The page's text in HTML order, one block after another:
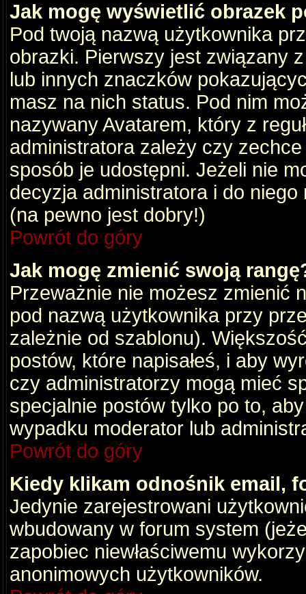
Jak mogę wyświetlić obrazek
Pod twoją nazwą użytkownika
obrazki. Pierwszy jest związany
lub innych znaczków
masz na nich status. Pod nim
nazywany Avatarem, który z
administratora zależy czy
sposób je udostępni. Jeżeli nie
decyzja administratora i do
(na pewno jest dobry!)
Powrót do góry
Jak mogę zmienić swoją
Przeważnie nie możesz zmienić
pod nazwą użytkownika przy
zależnie od szablonu).
postów, które napisałeś, i aby
czy administratorzy mogą mieć
specjalnie postów tylko po to,
wypadku moderator lub
Powrót do góry
Kiedy klikam odnośnik email,
Jedynie zarejestrowani
wbudowany w forum system
zapobiec niewłaściwemu
anonimowych użytkowników.